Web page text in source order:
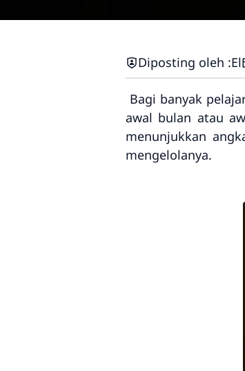
Diposting oleh :El
Bagi banyak
awal bulan atau
menunjukkan
mengelolanya.